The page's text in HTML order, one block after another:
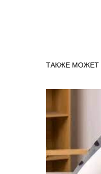
ТАКЖЕ МОЖЕТ